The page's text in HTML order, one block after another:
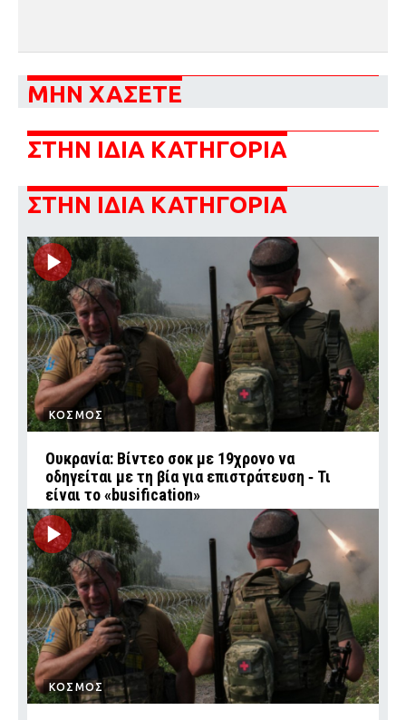
ΜΗΝ ΧΑΣΕΤΕ
ΣΤΗΝ ΙΔΙΑ ΚΑΤΗΓΟΡΙΑ
ΣΤΗΝ ΙΔΙΑ ΚΑΤΗΓΟΡΙΑ
ΚΟΣΜΟΣ
Ουκρανία: Βίντεο σοκ με 19χρονο να
οδηγείται με τη βία για επιστράτευση ‑ Τι
είναι το «busification»
ΚΟΣΜΟΣ